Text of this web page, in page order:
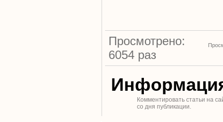
Просмотрено:
6054 раз
Комментировать статьи на
со дня публикации.